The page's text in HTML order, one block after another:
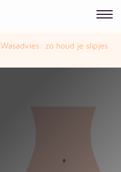
Wasadvies: zo houd je slipjes